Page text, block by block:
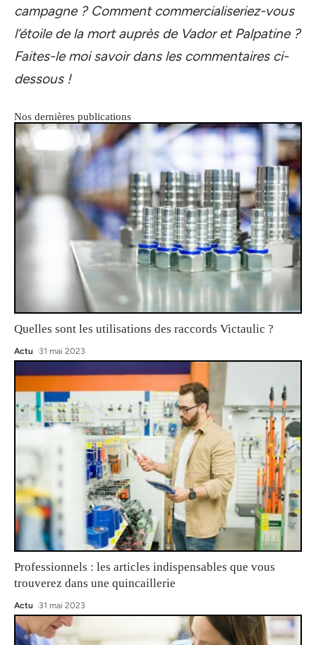
campagne ? Comment commercialiseriez-vous
l’étoile de la mort auprès de Vador et Palpatine ?
Faites-le moi savoir dans les commentaires ci-
dessous !
Nos dernières publications
Quelles sont les utilisations des raccords Victaulic ?
Actu 31 mai 2023
Professionnels : les articles indispensables que vous
trouverez dans une quincaillerie
Actu 31 mai 2023